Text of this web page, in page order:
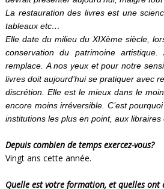
La restauration des livres est une
tableaux etc…
Elle date du milieu du XIXème siècle,
conservation du patrimoine artistique.
remplace.A nos yeux et pour notre
livres doit aujourd’hui se pratiquer avec
discrétion. Elle est le mieux dans le
encore moins irréversible. C’est
institutions les plus en point, aux
Depuis combien de temps exercez-vous?
Vingt ans cette année.
Quelle est votre formation, et quelles ont